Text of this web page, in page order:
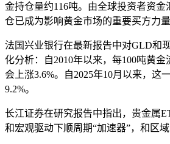
金持仓量约116吨。由全球投资者资
仓已成为影响黄金市场的重要买方力量
法国兴业银行在最新报告中对GLD和
化分析：自2010年以来，每100吨黄
会上涨3.6%。自2025年10月以来，这
9.2%。
长江证券在研究报告中指出，贵金属
和宏观驱动下顺周期“加速器”，和区域